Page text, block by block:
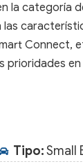
la categoría
Connect,
prioridades
Tipo:Small